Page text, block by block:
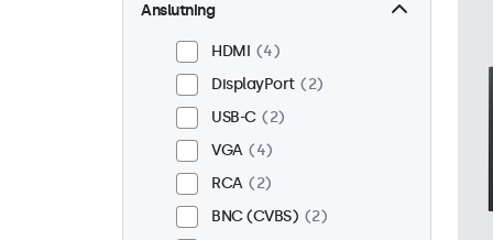
Anslutning
HDMI
4
DisplayPort
2
USB-C
2
VGA
4
RCA
2
BNC (CVBS)
2